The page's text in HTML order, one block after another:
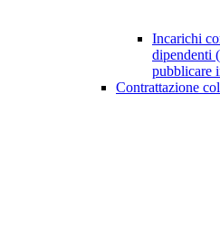
Incarichi
dipendenti
pubblicare
Contrattazione